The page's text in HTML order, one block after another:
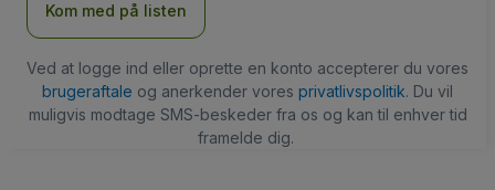
Kom med på listen
Ved at logge ind eller oprette en konto accepterer du vores
brugeraftale og anerkender vores privatlivspolitik. Du vil
muligvis modtage SMS-beskeder fra os og kan til enhver tid
framelde dig.